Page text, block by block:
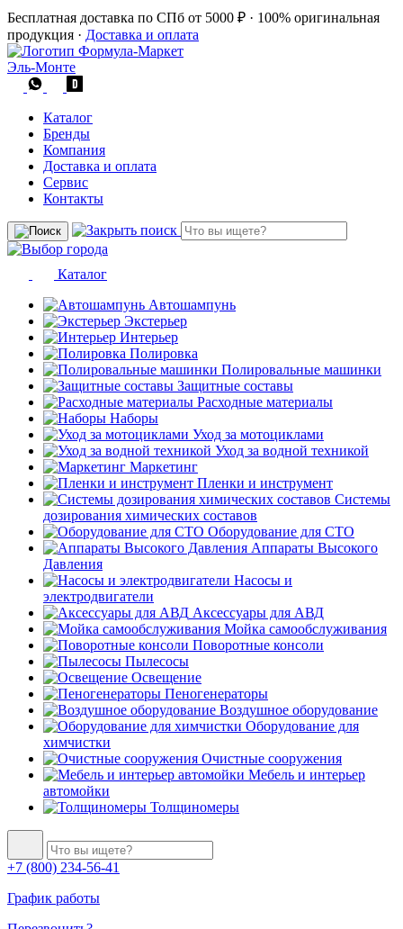
Бесплатная доставка по СПб от 5000 ₽ · 100% оригинальная
продукция · Доставка и оплата
Эль-Монте
Каталог
Бренды
Компания
Доставка и оплата
Сервис
Контакты
Каталог
Автошампунь
Экстерьер
Интерьер
Полировка
Полировальные машинки
Защитные составы
Расходные материалы
Наборы
Уход за мотоциклами
Уход за водной техникой
Маркетинг
Пленки и инструмент
Системы
дозирования химических составов
Оборудование для СТО
Аппараты Высокого
Давления
Насосы и
электродвигатели
Аксессуары для АВД
Мойка самообслуживания
Поворотные консоли
Пылесосы
Освещение
Пеногенераторы
Воздушное оборудование
Оборудование для
химчистки
Очистные сооружения
Мебель и интерьер
автомойки
Толщиномеры
+7 (800) 234-56-41
График работы